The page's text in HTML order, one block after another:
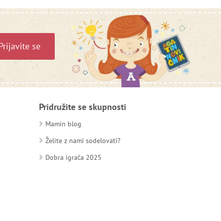
se
Pridružite se skupnosti
Mamin blog
Želite z nami sodelovati?
Dobra igrača 2025